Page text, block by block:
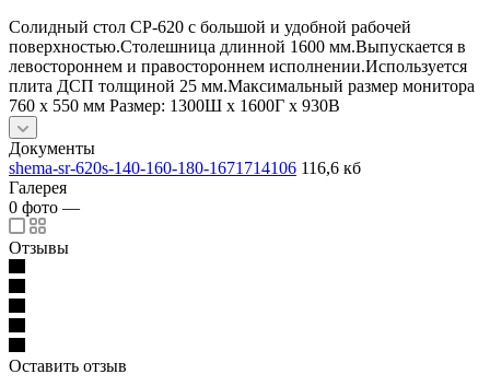
Солидный стол СР-620 с большой и удобной рабочей
поверхностью.Столешница длинной 1600 мм.Выпускается в
левостороннем и правостороннем исполнении.Используется
плита ДСП толщиной 25 мм.​Максимальный размер монитора
760 х 550 мм Размер: 1300Ш x 1600Г x 930В
Документы
shema-sr-620s-140-160-180-1671714106 116,6 кб
Галерея
0 фото —
Отзывы
Оставить отзыв